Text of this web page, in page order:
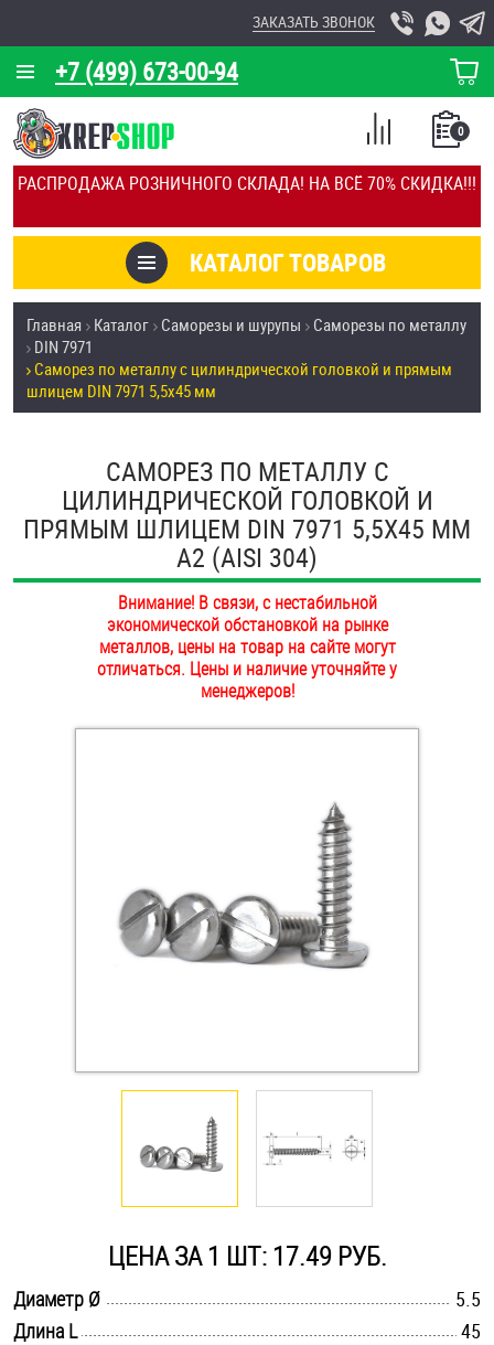
РАСПРОДАЖА РОЗНИЧНОГО СКЛАДА! НА ВСЁ 70% СКИДКА!!!
+7 (499) 673-00-94
ЗАКАЗАТЬ ЗВОНОК
КОРЗИНА
О КОМПАНИИ
КАЛЬКУЛЯТОР
ОТЗЫВЫ
УСЛУГИ
СКИДКИ
ПОКУПАТЕЛЯМ
ОПЛАТА И ДОСТАВКА
НАШИ МАГАЗИНЫ
КАТАЛОГ ТОВАРОВ
0
СПИСОК
СРАВНЕНИЕ
Товары со скидкой
Анкеры
Антивандальный крепёж, инструмент
Болты и винты
Втулки
Гайки
Дюбели
Дюймовый крепёж
Крюки, кольца с метрической резьбой
Крюки, кольца с шурупной резьбой
Саморезы и шурупы
Такелаж
Главная Каталог Саморезы и шурупы
Саморезы по металлу
DIN 7971
Саморез по металлу с цилиндрической головкой и прямым
шлицем DIN 7971 5,5х45 мм
САМОРЕЗ ПО МЕТАЛЛУ С
ЦИЛИНДРИЧЕСКОЙ ГОЛОВКОЙ И
ПРЯМЫМ ШЛИЦЕМ DIN 7971 5,5Х45 ММ
А2 (AISI 304)
Внимание! В связи, с нестабильной
экономической обстановкой на рынке
металлов, цены на товар на сайте могут
отличаться. Цены и наличие уточняйте у
менеджеров!
ЦЕНА ЗА 1 ШТ: 17.49 РУБ.
Диаметр Ø
5.5
Длина L
45